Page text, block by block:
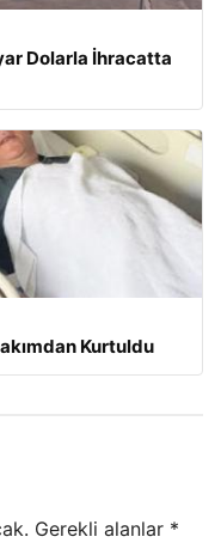
Dolarla İhracatta
Kurtuldu
Gerekli alanlar *